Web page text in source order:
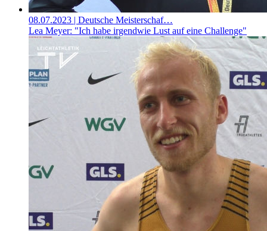
08.07.2023 | Deutsche Meisterschaf…
Lea Meyer: "Ich habe irgendwie Lust auf eine Challenge"